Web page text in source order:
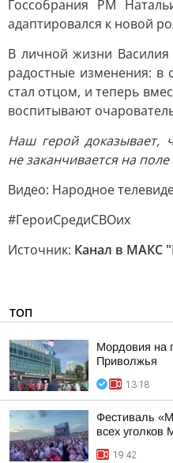
Госсобрания РМ
адаптировался к новой
В личной жизни
радостные изменения: в
стал отцом, и теперь
воспитывают
Наш герой доказывает,
не заканчивается на
Видео: Народное
#ГероиСредиСВОих
Источник: Канал в МАКС
ТОП
Мордовия на
Приволжья
13:18
Фестиваль
всех уголков
19:42